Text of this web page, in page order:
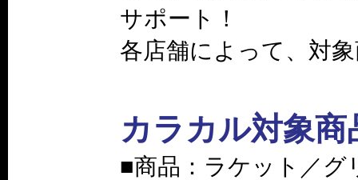
サポート！
各店舗によって、対
カラカル対象商
■商品：ラケット／グ